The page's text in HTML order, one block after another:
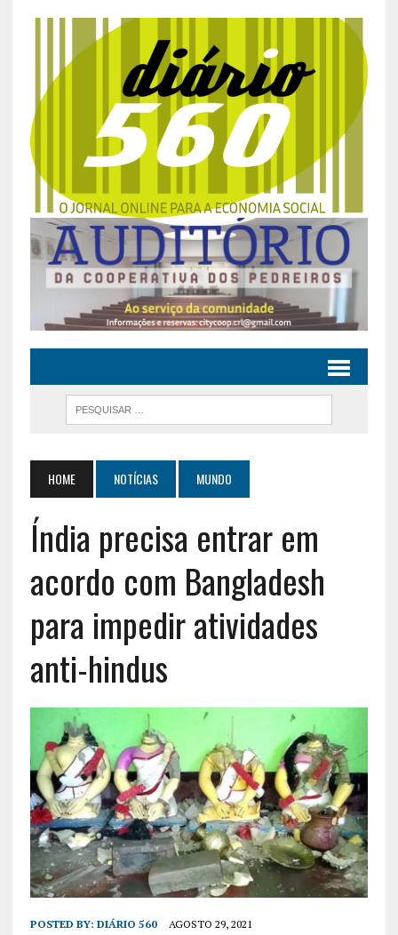
HOME NOTÍCIAS MUNDO
Índia precisa entrar em
acordo com Bangladesh
para impedir atividades
anti-hindus
POSTED BY: DIÁRIO 560 AGOSTO 29, 2021